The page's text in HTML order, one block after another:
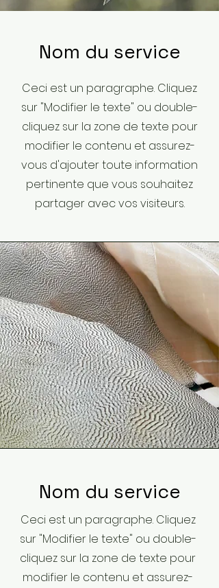
Nom du service
Ceci est un paragraphe. Cliquez
sur "Modifier le texte" ou double-
cliquez sur la zone de texte pour
modifier le contenu et assurez-
vous d'ajouter toute information
pertinente que vous souhaitez
partager avec vos visiteurs.
Nom du service
Ceci est un paragraphe. Cliquez
sur "Modifier le texte" ou double-
cliquez sur la zone de texte pour
modifier le contenu et assurez-